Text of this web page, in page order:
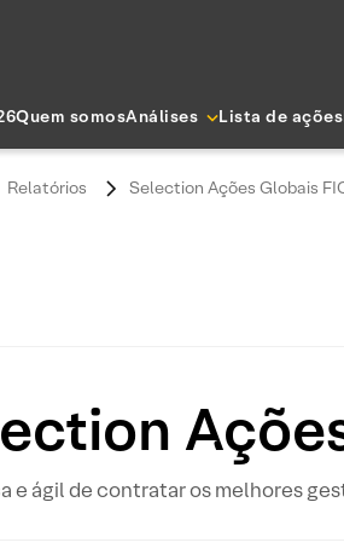
Quem somosAnálises Lista de ações
Relatórios Selection Ações Globais
e ágil de contratar os melhores